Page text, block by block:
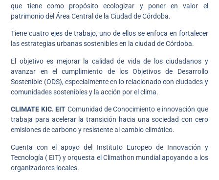
que tiene como propósito ecologizar y poner en valor el
patrimonio del Área Central de la Ciudad de Córdoba.
Tiene cuatro ejes de trabajo, uno de ellos se enfoca en fortalecer
las estrategias urbanas sostenibles en la ciudad de Córdoba.
El objetivo es mejorar la calidad de vida de los ciudadanos y
avanzar en el cumplimiento de los Objetivos de Desarrollo
Sostenible (ODS), especialmente en lo relacionado con ciudades y
comunidades sostenibles y la acción por el clima.
CLIMATE KIC. EIT Comunidad de Conocimiento e innovación que
trabaja para acelerar la transición hacia una sociedad con cero
emisiones de carbono y resistente al cambio climático.
Cuenta con el apoyo del Instituto Europeo de Innovación y
Tecnología ( EIT) y orquesta el Climathon mundial apoyando a los
organizadores locales.